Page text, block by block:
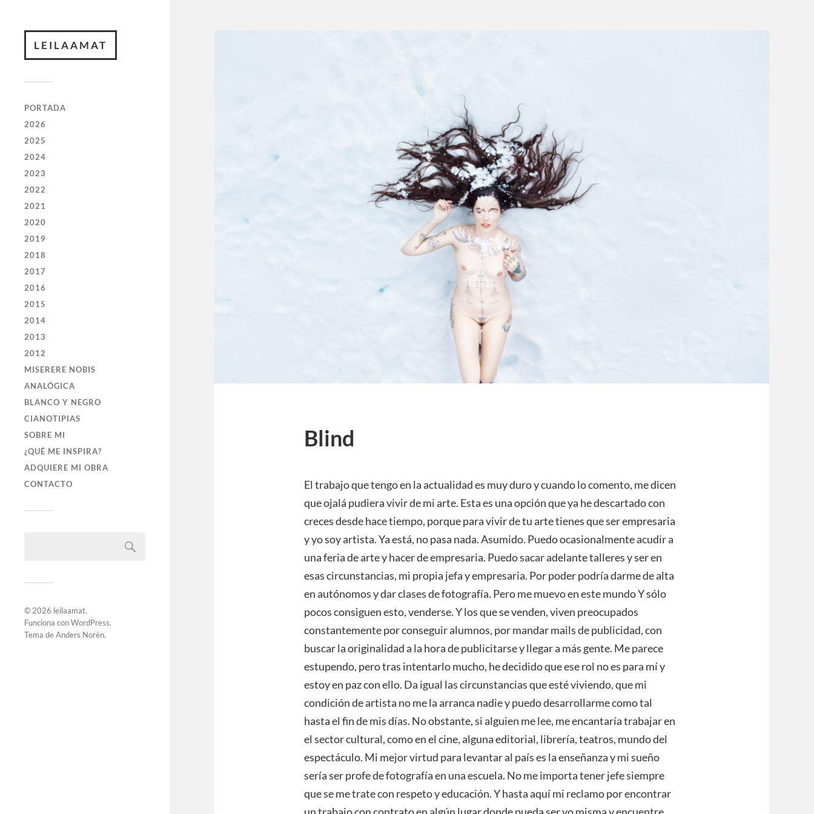
LEILAAMAT
PORTADA
2026
2025
2024
2023
2022
2021
2020
2019
2018
2017
2016
2015
2014
2013
2012
MISERERE NOBIS
ANALÓGICA
BLANCO Y NEGRO
CIANOTIPIAS
SOBRE MI
¿QUÉ ME INSPIRA?
ADQUIERE MI OBRA
CONTACTO
© 2026 leilaamat.
Funciona conWordPress.
Tema deAnders Norén.
Blind
El trabajo que tengo en la actualidad es muy duro y cuando lo comento, me dicen
que ojalá pudiera vivir de mi arte. Esta es una opción que ya he descartado con
creces desde hace tiempo, porque para vivir de tu arte tienes que ser empresaria
y yo soy artista. Ya está, no pasa nada. Asumido. Puedo ocasionalmente acudir a
una feria de arte y hacer de empresaria. Puedo sacar adelante talleres y ser en
esas circunstancias, mi propia jefa y empresaria. Por poder podría darme de alta
en autónomos y dar clases de fotografía. Pero me muevo en este mundo Y sólo
pocos consiguen esto, venderse. Y los que se venden, viven preocupados
constantemente por conseguir alumnos, por mandar mails de publicidad, con
buscar la originalidad a la hora de publicitarse y llegar a más gente. Me parece
estupendo, pero tras intentarlo mucho, he decidido que ese rol no es para mí y
estoy en paz con ello. Da igual las circunstancias que esté viviendo, que mi
condición de artista no me la arranca nadie y puedo desarrollarme como tal
hasta el fin de mis días. No obstante, si alguien me lee, me encantaría trabajar en
el sector cultural, como en el cine, alguna editorial, librería, teatros, mundo del
espectáculo. Mi mejor virtud para levantar al país es la enseñanza y mi sueño
sería ser profe de fotografía en una escuela. No me importa tener jefe siempre
que se me trate con respeto y educación. Y hasta aquí mi reclamo por encontrar